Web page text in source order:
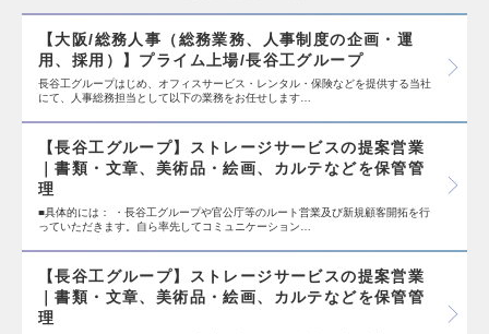
【大阪/総務人事（総務業務、人事制度の企画・運
用、採用）】プライム上場/長谷工グループ
長谷工グループはじめ、オフィスサービス・レンタル・保険などを提供する当社
にて、人事総務担当として以下の業務をお任せします…
【長谷工グループ】ストレージサービスの提案営業
｜書類・文章、美術品・絵画、カルテなどを保管管
理
■具体的には： ・長谷工グループや官公庁等のルート営業及び新規顧客開拓を行
っていただきます。自ら率先してコミュニケーション…
【長谷工グループ】ストレージサービスの提案営業
｜書類・文章、美術品・絵画、カルテなどを保管管
理